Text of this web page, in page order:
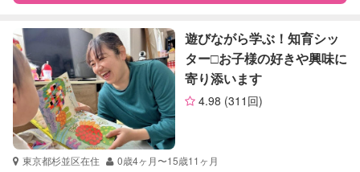
特徴 料金 レビュー
サポートの特徴
資格 自治体届出済ベビーシッター
受験対策 中学受験
遊びながら学ぶ！知育シッ
ター□︎︎お子様の好きや興味に
寄り添います
4.98 (311回)
東京都杉並区在住 0歳4ヶ月〜15歳11ヶ月